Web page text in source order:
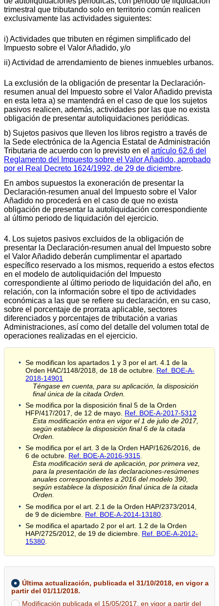
trimestral que tributando solo en territorio común realicen
exclusivamente las actividades siguientes:
i) Actividades que tributen en régimen simplificado del
Impuesto sobre el Valor Añadido, y/o
ii) Actividad de arrendamiento de bienes inmuebles urbanos.
La exclusión de la obligación de presentar la Declaración-
resumen anual del Impuesto sobre el Valor Añadido prevista
en esta letra a) se mantendrá en el caso de que los sujetos
pasivos realicen, además, actividades por las que no exista
obligación de presentar autoliquidaciones periódicas.
b) Sujetos pasivos que lleven los libros registro a través de
la Sede electrónica de la Agencia Estatal de Administración
Tributaria de acuerdo con lo previsto en el artículo 62.6 del
Reglamento del Impuesto sobre el Valor Añadido, aprobado
por el Real Decreto 1624/1992, de 29 de diciembre.
En ambos supuestos la exoneración de presentar la
Declaración-resumen anual del Impuesto sobre el Valor
Añadido no procederá en el caso de que no exista
obligación de presentar la autoliquidación correspondiente
al último periodo de liquidación del ejercicio.
4. Los sujetos pasivos excluidos de la obligación de
presentar la Declaración-resumen anual del Impuesto sobre
el Valor Añadido deberán cumplimentar el apartado
específico reservado a los mismos, requerido a estos efectos
en el modelo de autoliquidación del Impuesto
correspondiente al último periodo de liquidación del año, en
relación, con la información sobre el tipo de actividades
económicas a las que se refiere su declaración, en su caso,
sobre el porcentaje de prorrata aplicable, sectores
diferenciados y porcentajes de tributación a varias
Administraciones, así como del detalle del volumen total de
operaciones realizadas en el ejercicio.
Se modifican los apartados 1 y 3 por el art. 4.1 de la
Orden HAC/1148/2018, de 18 de octubre. Ref. BOE-A-
2018-14901
Téngase en cuenta, para su aplicación, la disposición
final única de la citada Orden.
Se modifica por la disposición final 5 de la Orden
HFP/417/2017, de 12 de mayo. Ref. BOE-A-2017-5312
Esta modificación entra en vigor el 1 de julio de 2017,
según establece la disposición final 6 de la citada
Orden.
Se modifica por el art. 3 de la Orden HAP/1626/2016, de
6 de octubre. Ref. BOE-A-2016-9315.
Esta modificación será de aplicación, por primera vez,
para la presentación de las declaraciones-resúmenes
anuales correspondientes a 2016 del modelo 390,
según establece la disposición final única de la citada
Orden.
Se modifica por el art. 2.1 de la Orden HAP/2373/2014,
de 9 de diciembre. Ref. BOE-A-2014-13180
Se modifica el apartado 2 por el art. 1.2 de la Orden
HAP/2725/2012, de 19 de diciembre. Ref. BOE-A-2012-
15380
Última actualización, publicada el 31/10/2018, en vigor a
partir del 01/11/2018.
Modificación publicada el 15/05/2017, en vigor a partir del